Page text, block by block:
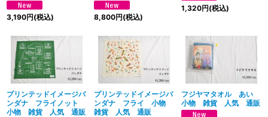
3,190円(税込) 8,800円(税込)
1,320円(税込)
プリンテッドイメージバ
ンダナ フライノット
小物 雑貨 人気 通販
プリンテッドイメージバ
ンダナ フライ 小物
雑貨 人気 通販
フジヤマタオル あい
小物 雑貨 人気 通販